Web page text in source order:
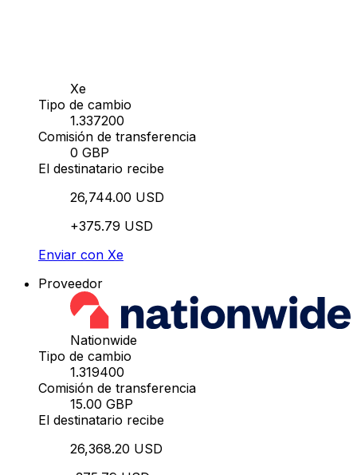
Xe
Tipo de cambio
1.337200
Comisión de transferencia
0 GBP
El destinatario recibe
26,744.00 USD
+375.79 USD
Enviar con Xe
Proveedor
Nationwide
Tipo de cambio
1.319400
Comisión de transferencia
15.00 GBP
El destinatario recibe
26,368.20 USD